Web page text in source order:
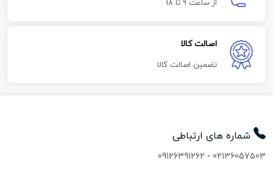
از ساعت 9 تا 18
اصالت کالا
تضمین اصالت کالا
شماره های ارتباطی
02136057503
-
09126391262